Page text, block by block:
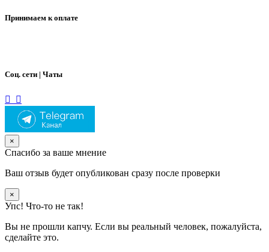
Принимаем к оплате
Соц. сети | Чаты
×
Спасибо за ваше мнение
Ваш отзыв будет опубликован сразу после проверки
×
Упс! Что-то не так!
Вы не прошли капчу. Если вы реальный человек, пожалуйста,
сделайте это.